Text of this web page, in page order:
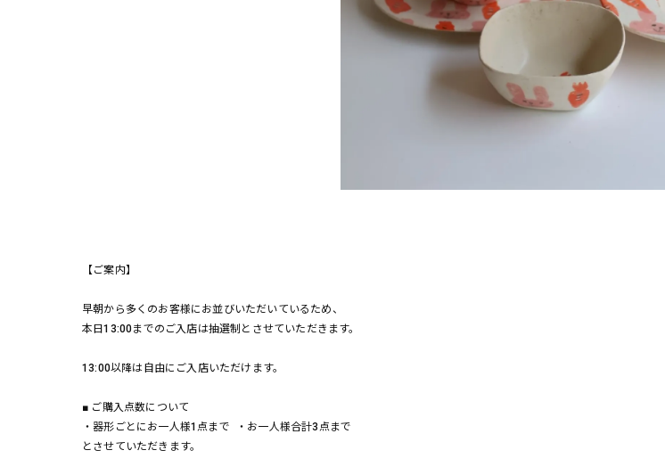
【ご案内】
早朝から多くのお客様にお並びいただいているため、
本日13:00までのご入店は抽選制とさせていただきます。
13:00以降は自由にご入店いただけます。
■ ご購入点数について
・器形ごとにお一人様1点まで ・お一人様合計3点まで
とさせていただきます。